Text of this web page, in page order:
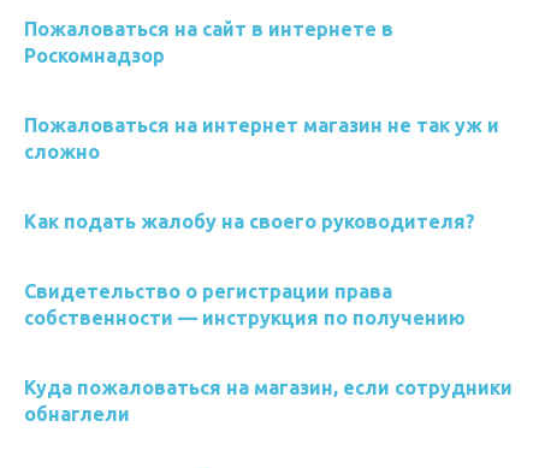
Пожаловаться на сайт в интернете в
Роскомнадзор
Пожаловаться на интернет магазин не так уж и
сложно
Как подать жалобу на своего руководителя?
Свидетельство о регистрации права
собственности — инструкция по получению
Куда пожаловаться на магазин, если сотрудники
обнаглели